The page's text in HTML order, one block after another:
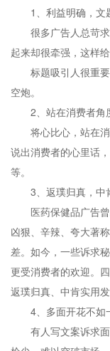
1、利益明确，文
很多广告人总苛求
起来却很牵强，这样
标题吸引人很重要
空炮。
2、站在消费者角
将心比心，站在消
说出消费者的心里话
等。
3、返璞归真，中
医药保健品广告曾
凶狠、辛辣、夸大著
差。如今，一些诉求
更受消费者的欢迎。
返璞归真、中肯实用发
4、多面开花不如
有人写文案诉求面